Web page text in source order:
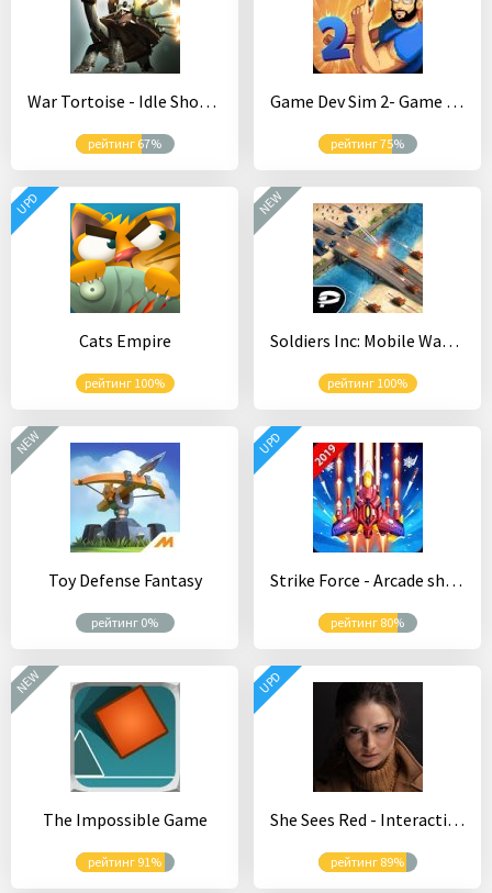
War Tortoise - Idle Shooter
рейтинг 67%
Game Dev Sim 2- Game Dev Simulator
рейтинг 75%
Cats Empire
рейтинг 100%
UPD
Soldiers Inc: Mobile Warfare
рейтинг 100%
NEW
Toy Defense Fantasy
рейтинг 0%
NEW
Strike Force - Arcade shooter - Shoot 'em up
рейтинг 80%
UPD
The Impossible Game
рейтинг 91%
NEW
She Sees Red - Interactive Thriller
рейтинг 89%
UPD